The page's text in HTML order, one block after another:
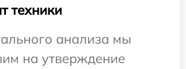
техники
анализа мы
на утверждение